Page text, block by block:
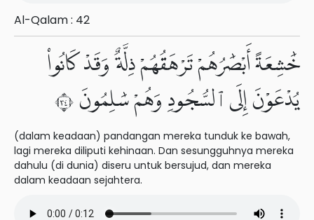
Al-Qalam : 42
خَٰشِعَةً أَبْصَٰرُهُمْ تَرْهَقُهُمْ ذِلَّةٌ وَقَدْ كَانُوا۟
يُدْعَوْنَ إِلَى ٱلسُّجُودِ وَهُمْ سَٰلِمُونَ ٤٣
(dalam keadaan) pandangan mereka tunduk ke bawah,
lagi mereka diliputi kehinaan. Dan sesungguhnya mereka
dahulu (di dunia) diseru untuk bersujud, dan mereka
dalam keadaan sejahtera.